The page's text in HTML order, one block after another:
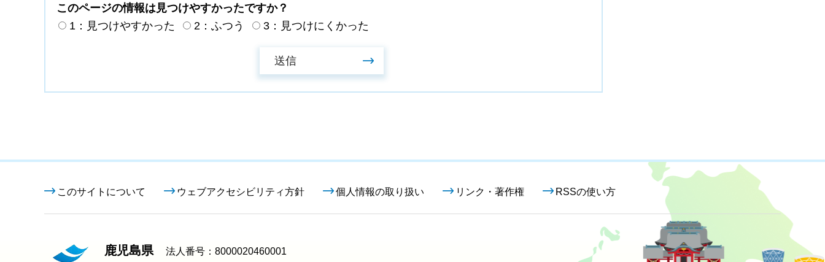
このページの情報は見つけやすかったですか？
1：見つけやすかった
2：ふつう 3：見つけにくかった
このサイトについて ウェブアクセシビリティ方針 個人情報の取り扱い リンク・著作権 RSSの使い方
鹿児島県 法人番号：8000020460001